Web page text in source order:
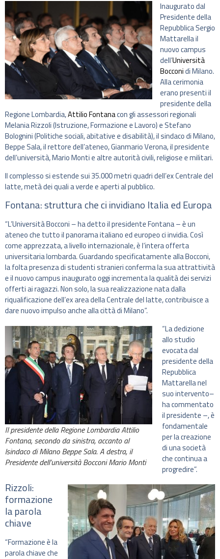
Inaugurato dal
Presidente della
Repubblica Sergio
Mattarella il
nuovo campus
dell’Università
Bocconidi Milano.
Alla cerimonia
erano presenti il
presidente della
Regione Lombardia,Attilio Fontanacon gli assessori regionali
Melania Rizzoli (Istruzione, Formazione e Lavoro) e Stefano
Bolognini (Politiche sociali, abitative e disabilità), il sindaco di Milano,
Beppe Sala, il rettore dell’ateneo, Gianmario Verona, il presidente
dell’università, Mario Monti e altre autorità civili, religiose e militari.
Il complesso si estende sui 35.000 metri quadri dell’ex Centrale del
latte, metà dei quali a verde e aperti al pubblico.
Fontana: struttura che ci invidiano Italia ed Europa
“L’Università Bocconi – ha detto il presidente Fontana – è un
ateneo che tutto il panorama italiano ed europeo ci invidia. Così
come apprezzata, a livello internazionale, è l’intera offerta
universitaria lombarda. Guardando specificatamente alla Bocconi,
la folta presenza di studenti stranieri conferma la sua attrattività
e il nuovo campus inaugurato oggi incrementa la qualità dei servizi
offerti ai ragazzi. Non solo, la sua realizzazione nata dalla
riqualificazione dell’ex area della Centrale del latte, contribuisce a
dare nuovo impulso anche alla città di Milano”.
Il presidente della Regione Lombardia Attilio
Fontana, secondo da sinistra, accanto al
lsindaco di Milano Beppe Sala. A destra, il
Presidente dell’università Bocconi Mario Monti
“La dedizione
allo studio
evocata dal
presidente della
Repubblica
Mattarella nel
suo intervento–
ha commentato
il presidente –, è
fondamentale
per la creazione
di una società
che continua a
progredire”.
Rizzoli:
formazione
la parola
chiave
“Formazione è la
parola chiave che